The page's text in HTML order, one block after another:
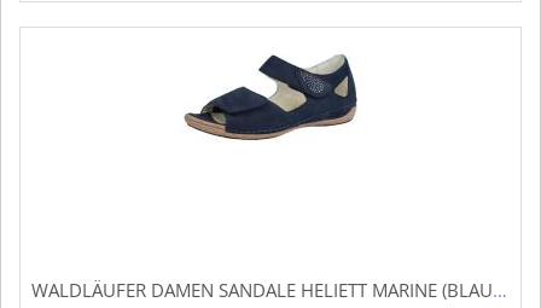
WALDLÄUFER DAMEN SANDALE HELIETT MARINE (BLAU) 342H80-201-217